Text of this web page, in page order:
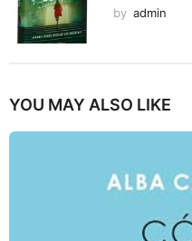
by admin
YOU MAY ALSO LIKE